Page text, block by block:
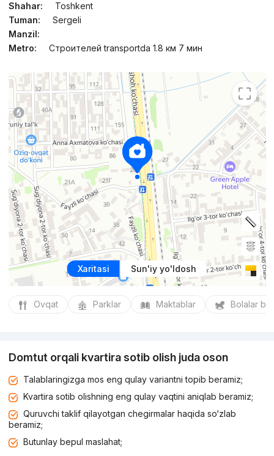
Shahar:
Toshkent
Tuman:
Sergeli
Manzil:
Metro:
Строителей transportda 1.8 км 7 мин
Xaritasi Sun'iy yo'ldosh
Ovqat Parklar Maktablar Bolalar
Domtut orqali kvartira sotib olish juda oson
Talablaringizga mos eng qulay variantni topib beramiz;
Kvartira sotib olishning eng qulay vaqtini aniqlab beramiz;
Quruvchi taklif qilayotgan chegirmalar haqida so‘zlab
beramiz;
Butunlay bepul maslahat;